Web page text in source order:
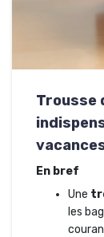
Trousse
En bref
Une
les